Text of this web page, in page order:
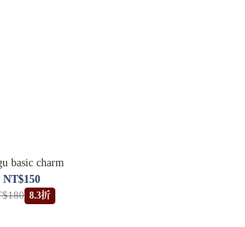
basic charm
NT$150
8.3折